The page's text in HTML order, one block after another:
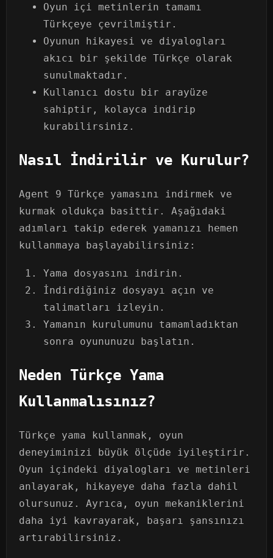
Oyun içi metinlerin tamamı
Türkçeye çevrilmiştir.
Oyunun hikayesi ve diyalogları
akıcı bir şekilde Türkçe olarak
sunulmaktadır.
Kullanıcı dostu bir arayüze
sahiptir, kolayca indirip
kurabilirsiniz.
Nasıl İndirilir ve Kurulur?
Agent 9 Türkçe yamasını indirmek ve
kurmak oldukça basittir. Aşağıdaki
adımları takip ederek yamanızı hemen
kullanmaya başlayabilirsiniz:
Yama dosyasını indirin.
İndirdiğiniz dosyayı açın ve
talimatları izleyin.
Yamanın kurulumunu tamamladıktan
sonra oyununuzu başlatın.
Neden Türkçe Yama
Kullanmalısınız?
Türkçe yama kullanmak, oyun
deneyiminizi büyük ölçüde iyileştirir.
Oyun içindeki diyalogları ve metinleri
anlayarak, hikayeye daha fazla dahil
olursunuz. Ayrıca, oyun mekaniklerini
daha iyi kavrayarak, başarı şansınızı
artırabilirsiniz.